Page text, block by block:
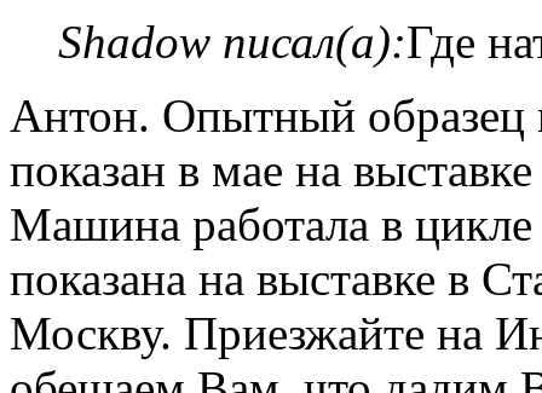
Shadow писал(а):Где
Антон. Опытный
показан в мае на
Машина работала в
показана на выставке в
Москву. Приезжайте на